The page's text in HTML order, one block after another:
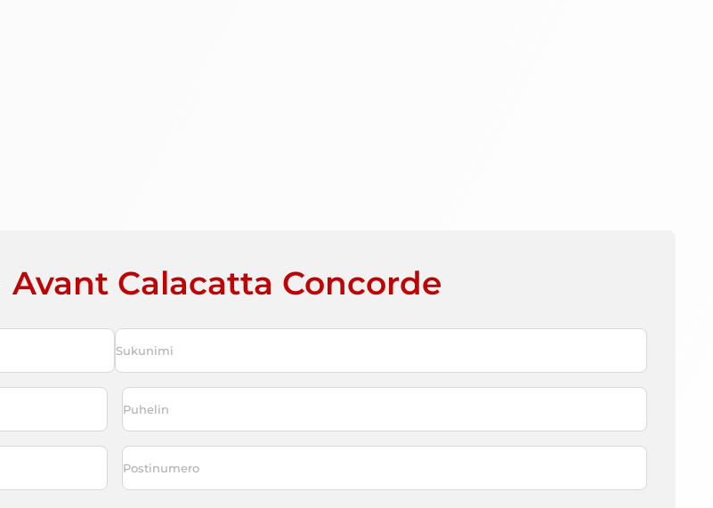
Avant Calacatta Concorde
Puhelin
Postinumero